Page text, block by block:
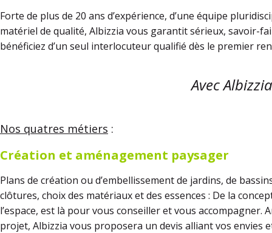
Forte de plus de 20 ans d’expérience, d’une équipe
matériel de qualité, Albizzia vous garantit sérieux, savoir-
bénéficiez d’un seul interlocuteur qualifié dès le premier
Avec
Nos quatres métiers :
Création et aménagement paysager
Plans de création ou d’embellissement de jardins, de
clôtures, choix des matériaux et des essences : De la
l’espace, est là pour vous conseiller et vous
projet, Albizzia vous proposera un devis alliant vos envies